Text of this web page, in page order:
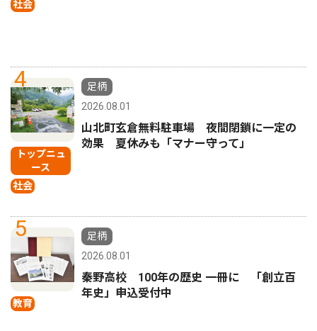
社会
4
トップニュ
ース
社会
足柄
2026.08.01
山北町玄倉無料駐車場 夜間閉鎖に一定の
効果 夏休みも「マナー守って」
5
教育
足柄
2026.08.01
秦野高校 100年の歴史 一冊に 「創立百
年史」申込受付中